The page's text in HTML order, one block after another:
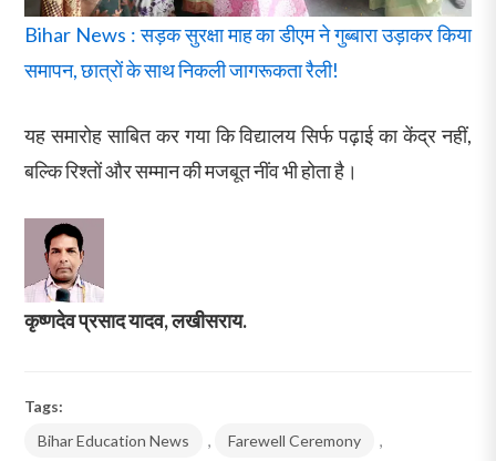
Bihar News : सड़क सुरक्षा माह का डीएम ने गुब्बारा उड़ाकर किया
समापन, छात्रों के साथ निकली जागरूकता रैली!
यह समारोह साबित कर गया कि विद्यालय सिर्फ पढ़ाई का केंद्र नहीं,
बल्कि रिश्तों और सम्मान की मजबूत नींव भी होता है।
कृष्णदेव प्रसाद यादव, लखीसराय.
Tags:
Bihar Education News
, Farewell Ceremony ,